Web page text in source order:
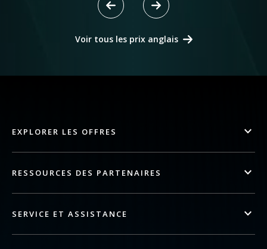
Voir tous les prix anglais
EXPLORER LES OFFRES
RESSOURCES DES PARTENAIRES
SERVICE ET ASSISTANCE